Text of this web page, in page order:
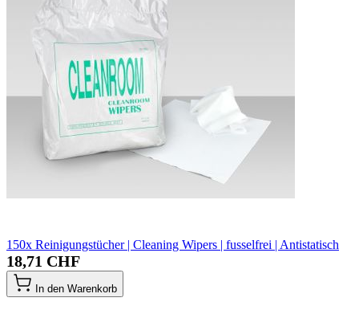
150x Reinigungstücher | Cleaning Wipers | fusselfrei | Antistatisch
18,71 CHF
In den Warenkorb